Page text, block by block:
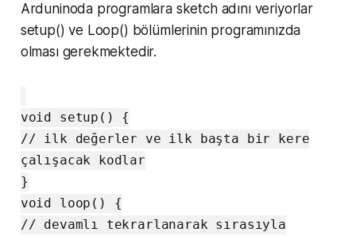
Arduninoda programlara sketch adını veriyorlar
setup() ve Loop() bölümlerinin programınızda
olması gerekmektedir.
void setup() {
// ilk değerler ve ilk başta bir kere
çalışacak kodlar
}
void loop() {
// devamlı tekrarlanarak sırasıyla